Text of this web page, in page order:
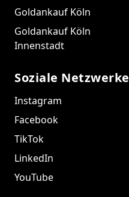
Goldankauf Köln
Goldankauf Köln
Innenstadt
Soziale Netzwerke
Instagram
Facebook
TikTok
LinkedIn
YouTube